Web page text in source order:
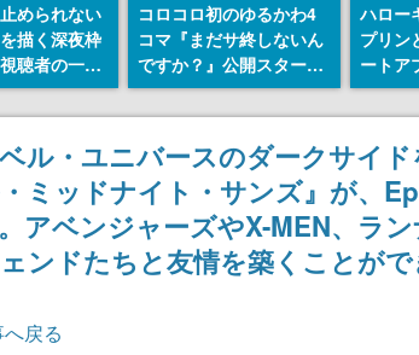
められない
描く深夜枠
聴者の一部
。違法薬物
しき描写も
が議論を交
コロコロ初のゆるかわ4
コマ『まだサ終しないん
ですか？』公開スター
ト。主人公は新入社員の
侘石ダイヤ、ゲーム会社
を舞台にトラブルへ対応
する社員たちを描く
ハロー
プリン
ートア
が配信
ASMR
ムも搭
ル・ユニバースのダークサイ
ミッドナイト・サンズ』が、
アベンジャーズやX-MEN、ラ
ンドたちと友情を築くことがで
戻る